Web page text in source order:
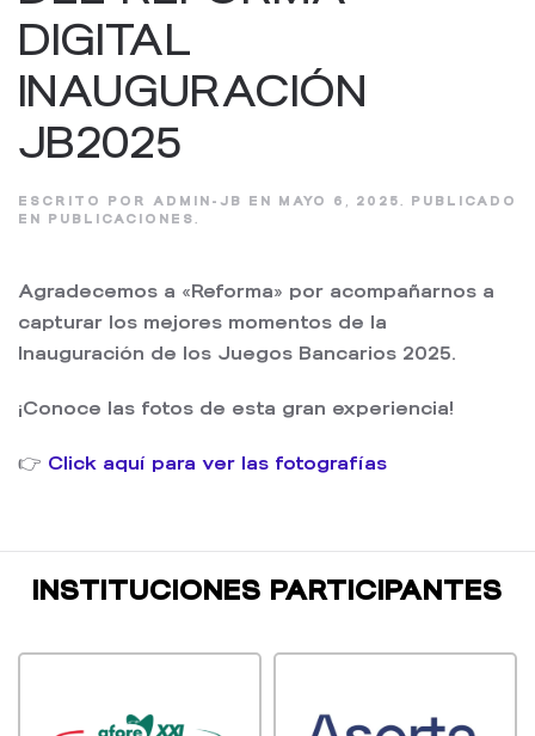
DIGITAL
INAUGURACIÓN
JB2025
ESCRITO POR ADMIN-JB EN MAYO 6, 2025. PUBLICADO
EN PUBLICACIONES.
Agradecemos a «Reforma» por acompañarnos a
capturar los mejores momentos de la
Inauguración de los Juegos Bancarios 2025.
¡Conoce las fotos de esta gran experiencia!
👉 Click aquí para ver las fotografías
INSTITUCIONES PARTICIPANTES